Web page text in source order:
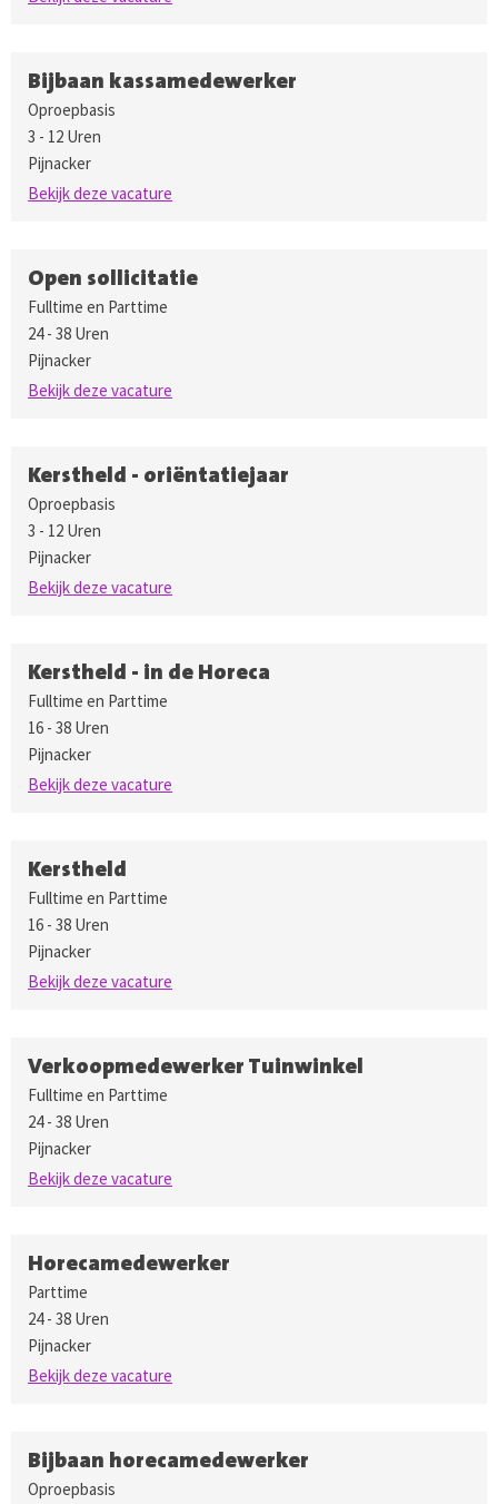
Bijbaan kassamedewerker
Oproepbasis
3 - 12 Uren
Pijnacker
Bekijk deze vacature
Open sollicitatie
Fulltime en Parttime
24 - 38 Uren
Pijnacker
Bekijk deze vacature
Kerstheld - oriëntatiejaar
Oproepbasis
3 - 12 Uren
Pijnacker
Bekijk deze vacature
Kerstheld - in de Horeca
Fulltime en Parttime
16 - 38 Uren
Pijnacker
Bekijk deze vacature
Kerstheld
Fulltime en Parttime
16 - 38 Uren
Pijnacker
Bekijk deze vacature
Verkoopmedewerker Tuinwinkel
Fulltime en Parttime
24 - 38 Uren
Pijnacker
Bekijk deze vacature
Horecamedewerker
Parttime
24 - 38 Uren
Pijnacker
Bekijk deze vacature
Bijbaan horecamedewerker
Oproepbasis